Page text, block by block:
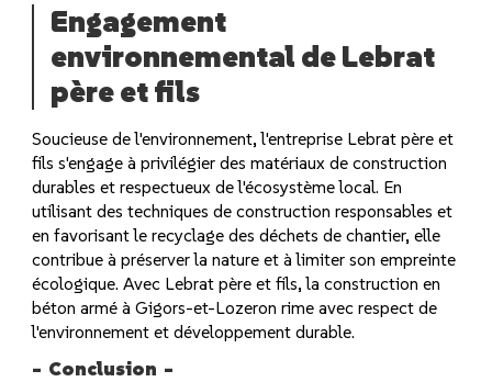
Engagement
environnemental de Lebrat
père et fils
Soucieuse de l'environnement, l'entreprise Lebrat père et
fils s'engage à privilégier des matériaux de construction
durables et respectueux de l'écosystème local. En
utilisant des techniques de construction responsables et
en favorisant le recyclage des déchets de chantier, elle
contribue à préserver la nature et à limiter son empreinte
écologique. Avec Lebrat père et fils, la construction en
béton armé à Gigors-et-Lozeron rime avec respect de
l'environnement et développement durable.
Conclusion